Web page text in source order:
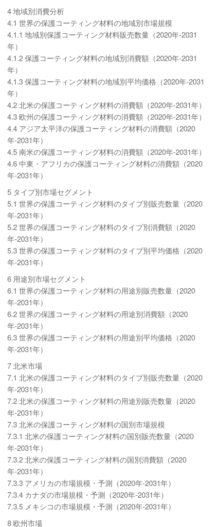
4 地域別消費分析
4.1 世界の保護コーティング材料の地域別市場規模
4.1.1 地域別保護コーティング材料販売数量（2020年-2031
年）
4.1.2 保護コーティング材料の地域別消費額（2020年-2031
年）
4.1.3 保護コーティング材料の地域別平均価格（2020年-2031
年）
4.2 北米の保護コーティング材料の消費額（2020年-2031年）
4.3 欧州の保護コーティング材料の消費額（2020年-2031年）
4.4 アジア太平洋の保護コーティング材料の消費額（2020
年-2031年）
4.5 南米の保護コーティング材料の消費額（2020年-2031年）
4.6 中東・アフリカの保護コーティング材料の消費額（2020
年-2031年）
5 タイプ別市場セグメント
5.1 世界の保護コーティング材料のタイプ別販売数量（2020
年-2031年）
5.2 世界の保護コーティング材料のタイプ別消費額（2020
年-2031年）
5.3 世界の保護コーティング材料のタイプ別平均価格（2020
年-2031年）
6 用途別市場セグメント
6.1 世界の保護コーティング材料の用途別販売数量（2020
年-2031年）
6.2 世界の保護コーティング材料の用途別消費額（2020
年-2031年）
6.3 世界の保護コーティング材料の用途別平均価格（2020
年-2031年）
7 北米市場
7.1 北米の保護コーティング材料のタイプ別販売数量（2020
年-2031年）
7.2 北米の保護コーティング材料の用途別販売数量（2020
年-2031年）
7.3 北米の保護コーティング材料の国別市場規模
7.3.1 北米の保護コーティング材料の国別販売数量（2020
年-2031年）
7.3.2 北米の保護コーティング材料の国別消費額（2020
年-2031年）
7.3.3 アメリカの市場規模・予測（2020年-2031年）
7.3.4 カナダの市場規模・予測（2020年-2031年）
7.3.5 メキシコの市場規模・予測（2020年-2031年）
8 欧州市場